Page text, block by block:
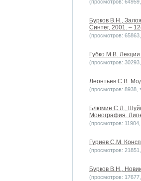
(просмотров:
Бурков В.Н.,
Синтег, 2001. –
(просмотров:
Губко М.В.
(просмотров:
Леонтьев С.В.
(просмотров: 8938,
Блюмин С.Л.,
Монография.
(просмотров:
Гуриев С.М.
(просмотров:
Бурков В.Н.,
(просмотров: